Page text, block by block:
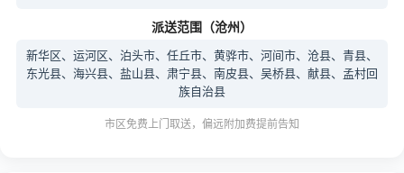
派送范围（沧州）
新华区、运河区、泊头市、任丘市、黄骅市、河间市、沧县、青县、
东光县、海兴县、盐山县、肃宁县、南皮县、吴桥县、献县、孟村回
族自治县
市区免费上门取送，偏远附加费提前告知